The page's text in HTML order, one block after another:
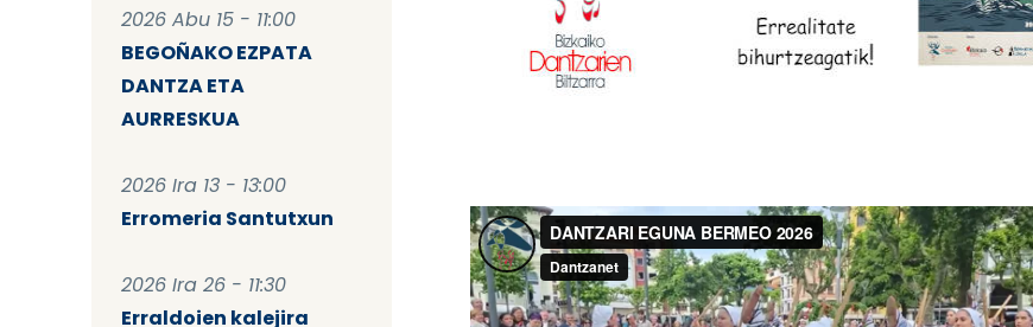
2026 Abu 15 - 11:00
BEGOÑAKO EZPATA
DANTZA ETA
AURRESKUA
2026 Ira 13 - 13:00
Erromeria Santutxun
2026 Ira 26 - 11:30
Erraldoien kalejira